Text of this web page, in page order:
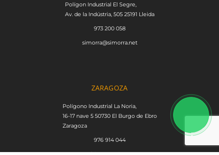
Polígon Industrial El Segre,
Av. de la Indústria, 505 25191 Lleida
973 200 058
simorra@simorra.net
ZARAGOZA
Polígono Industrial La Noria,
16-17 nave 5 50730 El Burgo de Ebro
Zaragoza
976 914 044